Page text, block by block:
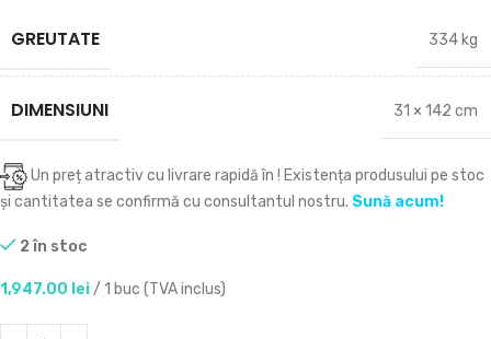
GREUTATE 334 kg
DIMENSIUNI 31 × 142 cm
Un preț atractiv cu livrare rapidă în ! Existența produsului pe stoc
și cantitatea se confirmă cu consultantul nostru. Sună acum!
2 în stoc
1,947.00 lei/ 1 buc (TVA inclus)